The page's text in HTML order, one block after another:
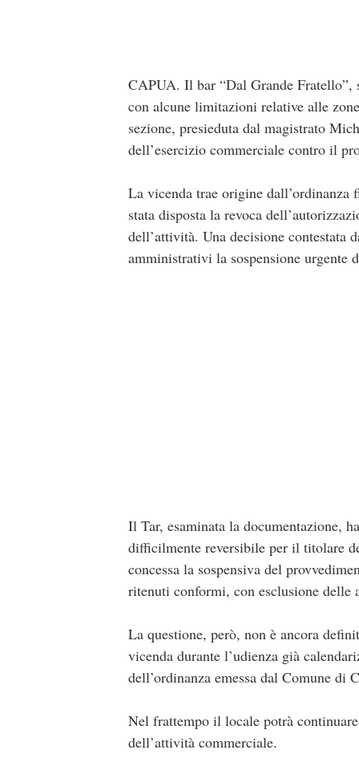
CAPUA. Il bar “Dal Grande Fratello”,
con alcune limitazioni relative alle
sezione, presieduta dal magistrato
dell’esercizio commerciale contro il
La vicenda trae origine
stata disposta la revoca
dell’attività. Una decisione contestata
amministrativi la sospensione urgente
Il Tar, esaminata la documentazione,
difficilmente reversibile per il titolare
concessa la sospensiva del
ritenuti conformi, con esclusione delle
La questione, però, non è ancora
vicenda durante l’udienza già
dell’ordinanza emessa dal Comune di
Nel frattempo il locale potrà
dell’attività commerciale.